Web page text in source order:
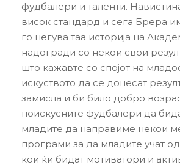
фудбалери и таленти.
висок стандард и сега Брера
го негува таа историја на
надогради со некои свои
што кажавте со спојот на
искуството да се донесат
замисла и би било добро
поискусните фудбалери да
младите да направиме некои
програми за да младите учат
кои ќи бидат мотиватори и